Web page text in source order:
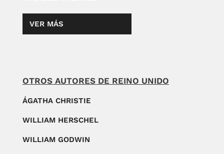
VER MÁS
OTROS AUTORES DE REINO UNIDO
ÁGATHA CHRISTIE
WILLIAM HERSCHEL
WILLIAM GODWIN